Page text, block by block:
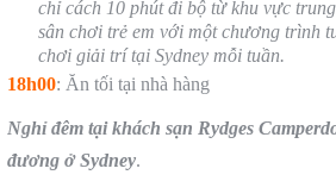
chỉ cách 10 phút đi bộ từ khu vực
sân chơi trẻ em với một chương trình
chơi giải trí tại Sydney mỗi tuần.
18h00: Ăn tối tại nhà hàng
Nghỉ đêm tại khách sạn Rydges
đương ở Sydney.